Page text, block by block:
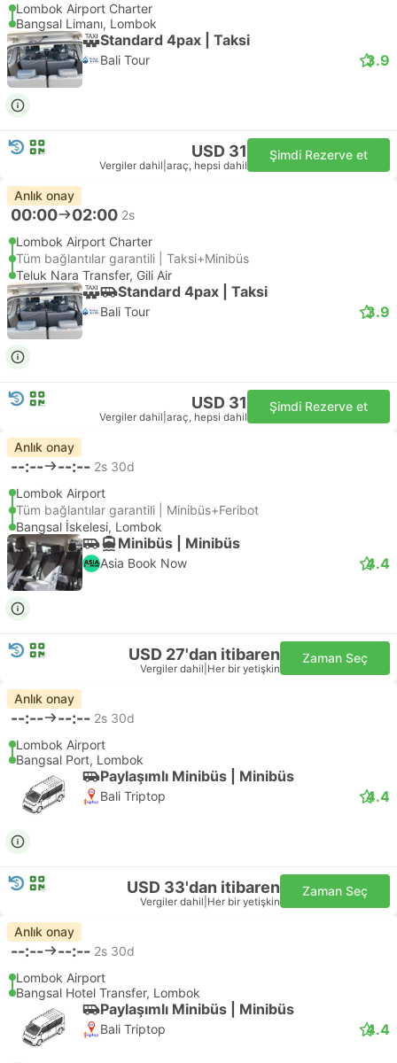
Lombok Airport Charter
Bangsal Limanı, Lombok
Standard 4pax | Taksi
Bali Tour 3.9
USD 31
Vergiler dahil araç, hepsi dahil
Şimdi Rezerve et
Anlık onay
00:00 02:00 2s
Lombok Airport Charter
Tüm bağlantılar garantili | Taksi+Minibüs
Teluk Nara Transfer, Gili Air
Standard 4pax | Taksi
Bali Tour 3.9
USD 31
Vergiler dahil araç, hepsi dahil
Şimdi Rezerve et
Anlık onay
--:-- --:-- 2s 30d
Lombok Airport
Tüm bağlantılar garantili | Minibüs+Feribot
Bangsal İskelesi, Lombok
Minibüs | Minibüs
Asia Book Now 4.4
USD 27'dan itibaren
Vergiler dahil Her bir yetişkin
Zaman Seç
Anlık onay
--:-- --:-- 2s 30d
Lombok Airport
Bangsal Port, Lombok
Paylaşımlı Minibüs | Minibüs
Bali Triptop 4.4
USD 33'dan itibaren
Vergiler dahil Her bir yetişkin
Zaman Seç
Anlık onay
--:-- --:-- 2s 30d
Lombok Airport
Bangsal Hotel Transfer, Lombok
Paylaşımlı Minibüs | Minibüs
Bali Triptop 4.4